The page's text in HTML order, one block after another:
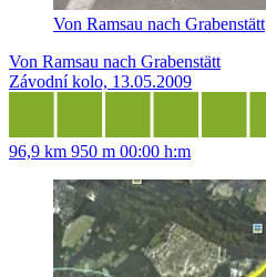
Von Ramsau nach Grabenstätt
Von Ramsau nach Grabenstätt
Závodní kolo, 13.05.2009
96,9 km 950 m 00:00 h:m